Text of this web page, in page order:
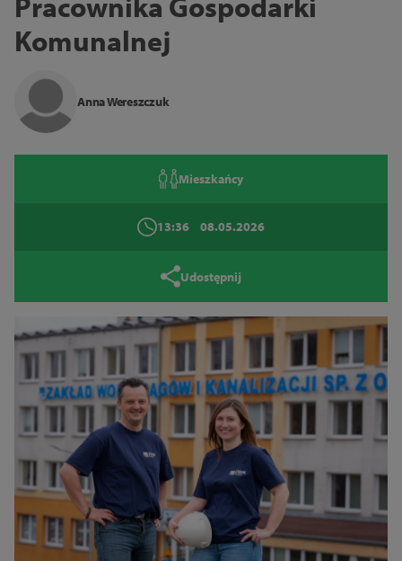
Komunalnej
Anna Wereszczuk
Mieszkańcy
13:36 08.05.2026
Udostępnij